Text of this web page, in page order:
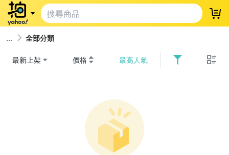
登
全部分類
最新上架 價格 最高人氣